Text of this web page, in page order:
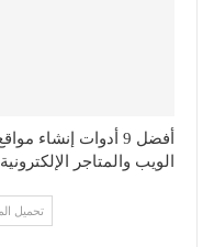
أفضل 9 أدوات إنشاء
الويب والمتاجر الإلكترونية
تحميل